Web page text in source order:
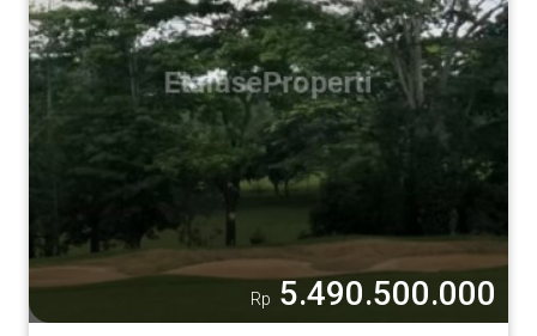
Rp 5.490.500.000